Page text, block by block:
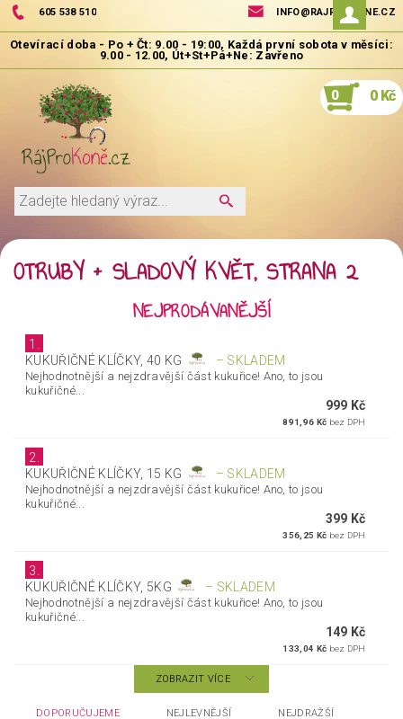
605 538 510 INFO@RAJPROKONE.CZ
0 0 Kč
OTRUBY + SLADOVÝ KVĚT, STRANA 2
NEJPRODÁVANĚJŠÍ
1.
KUKUŘIČNÉ KLÍČKY, 40 KG
– SKLADEM
Nejhodnotnější a nejzdravější část kukuřice! Ano, to jsou
kukuřičné...
999 Kč
891,96 Kč bez DPH
2.
KUKUŘIČNÉ KLÍČKY, 15 KG
– SKLADEM
Nejhodnotnější a nejzdravější část kukuřice! Ano, to jsou
kukuřičné...
399 Kč
356,25 Kč bez DPH
3.
KUKUŘIČNÉ KLÍČKY, 5KG
– SKLADEM
Nejhodnotnější a nejzdravější část kukuřice! Ano, to jsou
kukuřičné...
149 Kč
133,04 Kč bez DPH
ZOBRAZIT VÍCE
DOPORUČUJEME NEJLEVNĚJŠÍ NEJDRAŽŠÍ